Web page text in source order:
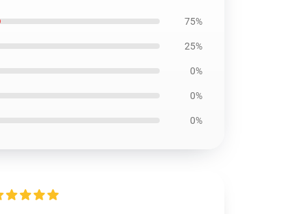
75%
25%
0%
0%
0%